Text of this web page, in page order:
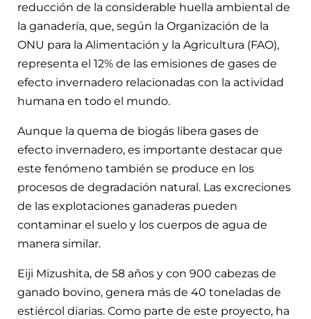
reducción de la considerable huella ambiental de
la ganadería, que, según la Organización de la
ONU para la Alimentación y la Agricultura (FAO),
representa el 12% de las emisiones de gases de
efecto invernadero relacionadas con la actividad
humana en todo el mundo.
Aunque la quema de biogás libera gases de
efecto invernadero, es importante destacar que
este fenómeno también se produce en los
procesos de degradación natural. Las excreciones
de las explotaciones ganaderas pueden
contaminar el suelo y los cuerpos de agua de
manera similar.
Eiji Mizushita, de 58 años y con 900 cabezas de
ganado bovino, genera más de 40 toneladas de
estiércol diarias. Como parte de este proyecto, ha